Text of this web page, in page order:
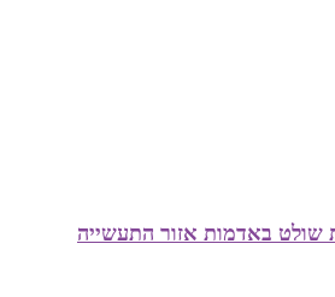
שולט באדמות אזור התעשייה